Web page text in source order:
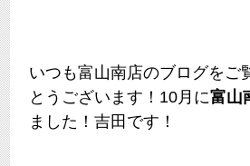
いつも富山南店のブログをご
とうございます！10月に富山
ました！吉田です！